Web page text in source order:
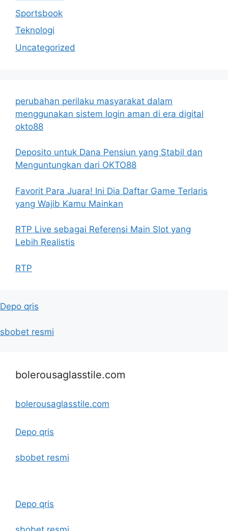
Sportsbook
Teknologi
Uncategorized
perubahan perilaku masyarakat dalam
menggunakan sistem login aman di era digital
okto88
Deposito untuk Dana Pensiun yang Stabil dan
Menguntungkan dari OKTO88
Favorit Para Juara! Ini Dia Daftar Game Terlaris
yang Wajib Kamu Mainkan
RTP Live sebagai Referensi Main Slot yang
Lebih Realistis
RTP
Depo qris
sbobet resmi
bolerousaglasstile.com
bolerousaglasstile.com
Depo qris
sbobet resmi
Depo qris